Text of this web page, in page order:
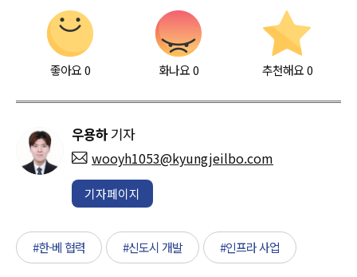
좋아요0 화나요0 추천해요 0
우용하기자
wooyh1053@kyungjeilbo.com
기자페이지
#한-베 협력 #신도시 개발 #인프라 사업